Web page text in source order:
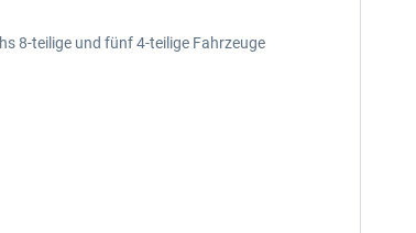
8-teilige und fünf 4-teilige Fahrzeuge